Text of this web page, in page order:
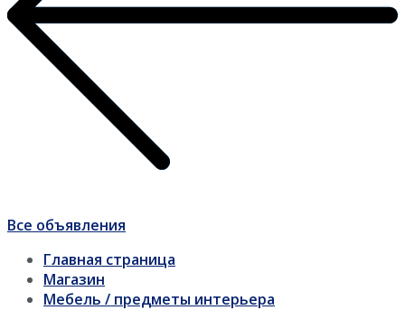
Все объявления
Главная страница
Магазин
Мебель / предметы интерьера